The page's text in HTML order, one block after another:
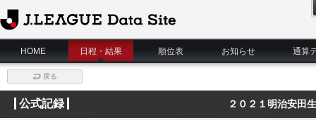
J.League Data Site
HOME
日程・結果 順位表 お知らせ 通算
戻る
公式記録 ２０２１明治安田